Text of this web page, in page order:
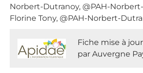
Norbert-Dutranoy, @PAH-
Florine Tony, @PAH-Norbert-
Fiche mise à
par Auvergne